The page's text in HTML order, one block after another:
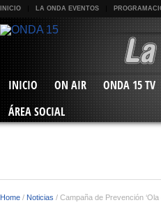
INICIO LA ONDA EVENTOS
INICIO ON AIR ONDA 15 TV
ÁREA SOCIAL
Home / Noticias / Campaña de Prevención ‘Ola